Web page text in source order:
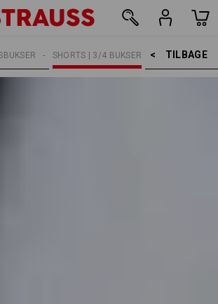
TILBAGE    >
SHORTS | 3/4 BUKSER